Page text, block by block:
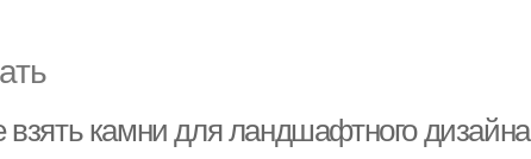
взять камни для ландшафтного дизайна